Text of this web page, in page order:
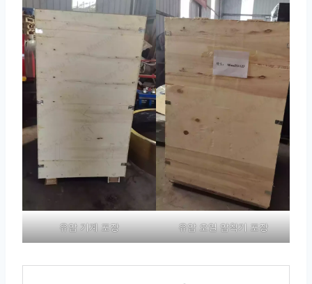
유압 기계 포장 유압 오일 압착기 포장